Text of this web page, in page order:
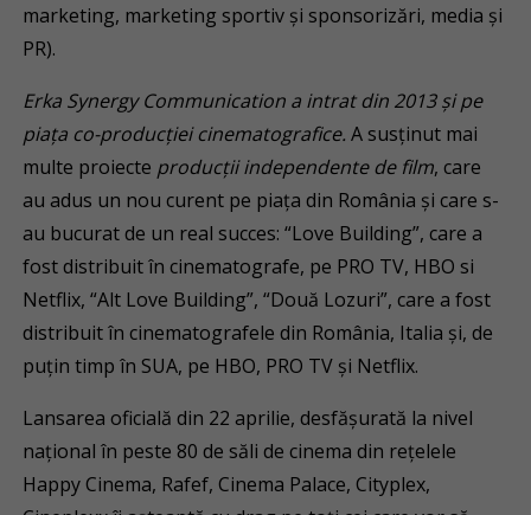
marketing, marketing sportiv și sponsorizări, media și
PR).
Erka Synergy Communication a intrat din 2013 și pe
piața co-producției cinematografice.A susținut mai
multe proiecte producții independente de film, care
au adus un nou curent pe piața din România și care s-
au bucurat de un real succes: “Love Building”, care a
fost distribuit în cinematografe, pe PRO TV, HBO si
Netflix, “Alt Love Building”, “Două Lozuri”, care a fost
distribuit în cinematografele din România, Italia și, de
puțin timp în SUA, pe HBO, PRO TV și Netflix.
Lansarea oficială din 22 aprilie, desfășurată la nivel
național în peste 80 de săli de cinema din rețelele
Happy Cinema, Rafef, Cinema Palace, Cityplex,